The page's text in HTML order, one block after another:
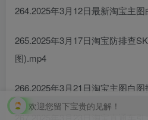
264.2025年3月12日最新淘宝主
265.2025年3月17日淘宝防排查
图).mp4
266.2025年3月21日淘宝主图白
267.2025年3月23日淘宝直通车引
欢迎您留下宝贵的见解！